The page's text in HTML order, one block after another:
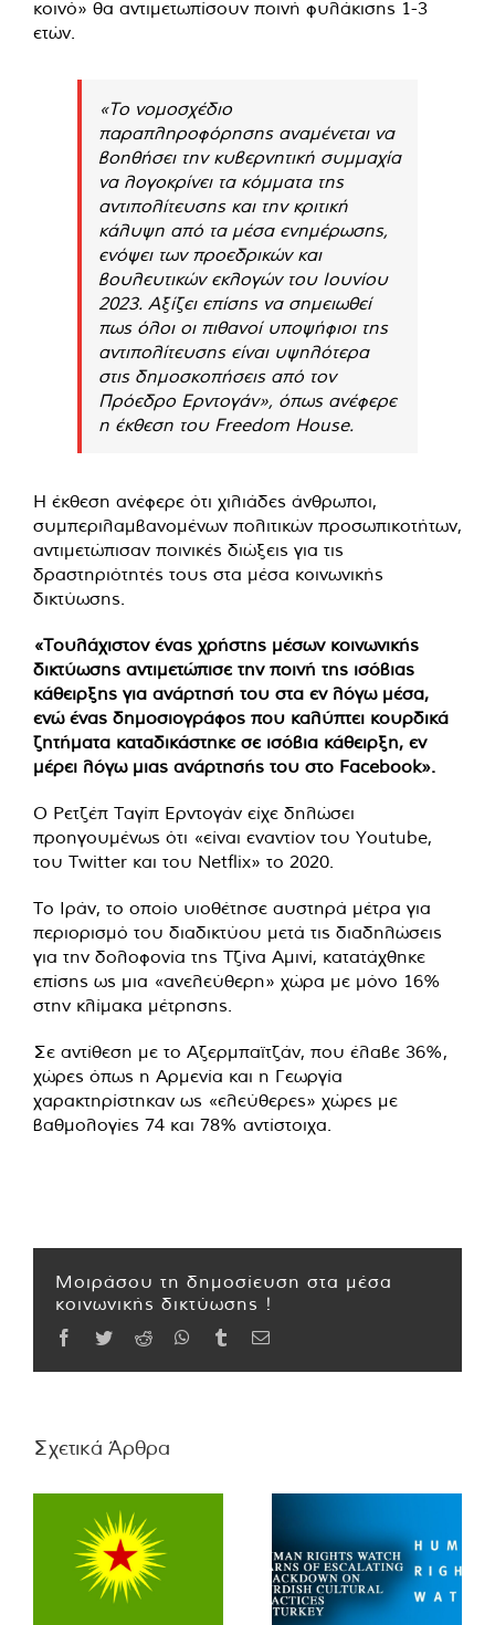
κοινό» θα αντιμετωπίσουν ποινή φυλάκισης 1-3
ετών.
«Το νομοσχέδιο
παραπληροφόρησης αναμένεται να
βοηθήσει την κυβερνητική συμμαχία
να λογοκρίνει τα κόμματα της
αντιπολίτευσης και την κριτική
κάλυψη από τα μέσα ενημέρωσης,
ενόψει των προεδρικών και
βουλευτικών εκλογών του Ιουνίου
2023. Αξίζει επίσης να σημειωθεί
πως όλοι οι πιθανοί υποψήφιοι της
αντιπολίτευσης είναι υψηλότερα
στις δημοσκοπήσεις από τον
Πρόεδρο Ερντογάν», όπως ανέφερε
η έκθεση του Freedom House.
Η έκθεση ανέφερε ότι χιλιάδες άνθρωποι,
συμπεριλαμβανομένων πολιτικών προσωπικοτήτων,
αντιμετώπισαν ποινικές διώξεις για τις
δραστηριότητές τους στα μέσα κοινωνικής
δικτύωσης.
«Τουλάχιστον ένας χρήστης μέσων κοινωνικής
δικτύωσης αντιμετώπισε την ποινή της ισόβιας
κάθειρξης για ανάρτησή του στα εν λόγω μέσα,
ενώ ένας δημοσιογράφος που καλύπτει κουρδικά
ζητήματα καταδικάστηκε σε ισόβια κάθειρξη, εν
μέρει λόγω μιας ανάρτησής του στο Facebook».
Ο Ρετζέπ Ταγίπ Ερντογάν είχε δηλώσει
προηγουμένως ότι «είναι εναντίον του Youtube,
του Twitter και του Netflix» το 2020.
Το Ιράν, το οποίο υιοθέτησε αυστηρά μέτρα για
περιορισμό του διαδικτύου μετά τις διαδηλώσεις
για την δολοφονία της Τζίνα Αμινί, κατατάχθηκε
επίσης ως μια «ανελεύθερη» χώρα με μόνο 16%
στην κλίμακα μέτρησης.
Σε αντίθεση με το Αζερμπαϊτζάν, που έλαβε 36%,
χώρες όπως η Αρμενία και η Γεωργία
χαρακτηρίστηκαν ως «ελεύθερες» χώρες με
βαθμολογίες 74 και 78% αντίστοιχα.
Μοιράσου τη δημοσίευση στα μέσα
κοινωνικής δικτύωσης !
Facebook
TwitterReddit WhatsApp
TumblrEmail
Σχετικά Άρθρα